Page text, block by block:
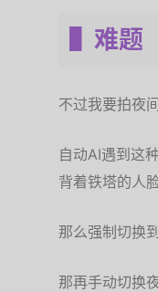
▌难题
不过我要拍夜
自动AI遇到这
背着铁塔的人
那么强制切换
那再手动切换